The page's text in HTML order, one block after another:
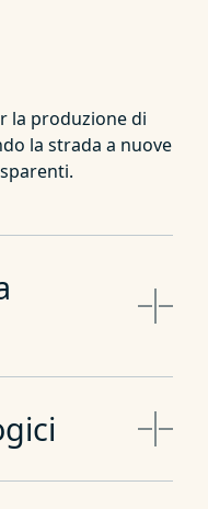
la produzione di
la strada a nuove